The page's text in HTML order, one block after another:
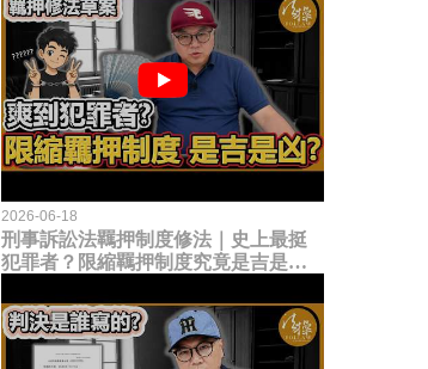
2026-06-18
刑事訴訟法羈押制度修法｜史上最挺
犯罪者？限縮羈押制度究竟是吉是